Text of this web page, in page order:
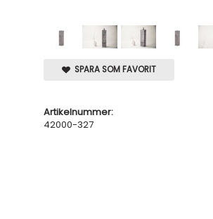
SPARA SOM FAVORIT
Artikelnummer:
42000-327